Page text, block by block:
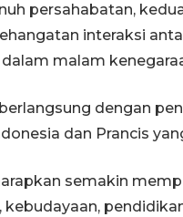
persahabatan,
interaksi
malam
dengan
dan Prancis
semakin